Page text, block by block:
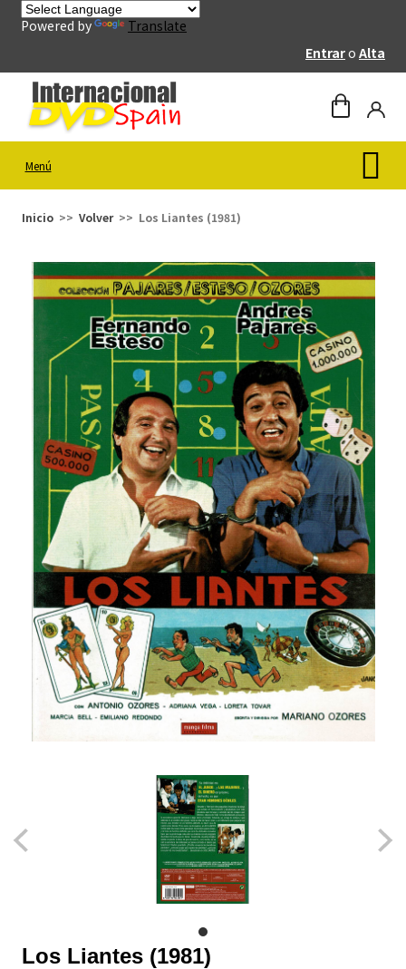
Powered by
Translate
Entraro Alta
Menú
Inicio Volver Los Liantes (1981)
Los Liantes (1981)